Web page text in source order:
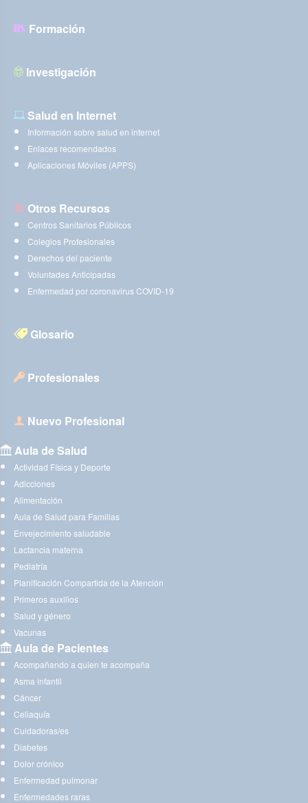
Formación
Investigación
Salud en Internet
Información sobre salud en internet
Enlaces recomendados
Aplicaciones Móviles (APPS)
Otros Recursos
Centros Sanitarios Públicos
Colegios Profesionales
Derechos del paciente
Voluntades Anticipadas
Enfermedad por coronavirus COVID-19
Glosario
Profesionales
Nuevo Profesional
Aula de Salud
Actividad Física y Deporte
Adicciones
Alimentación
Aula de Salud para Familias
Envejecimiento saludable
Lactancia materna
Pediatría
Planificación Compartida de la Atención
Primeros auxilios
Salud y género
Vacunas
Aula de Pacientes
Acompañando a quien te acompaña
Asma infantil
Cáncer
Celiaquía
Cuidadoras/es
Diabetes
Dolor crónico
Enfermedad pulmonar
Enfermedades raras